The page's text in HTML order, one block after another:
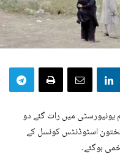
یونیورسٹی میں رات گئے دو
اسٹوڈنٹس کونسل کے